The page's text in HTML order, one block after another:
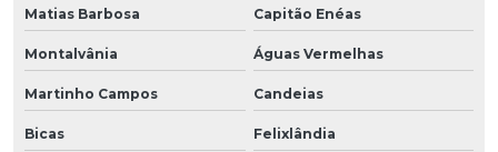
Matias Barbosa Capitão Enéas
Montalvânia Águas Vermelhas
Martinho Campos Candeias
Bicas Felixlândia